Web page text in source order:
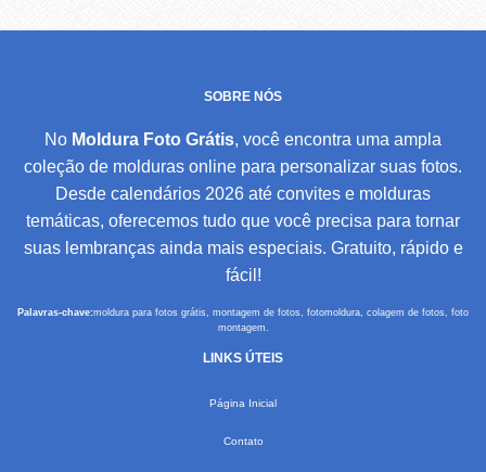
SOBRE NÓS
No Moldura Foto Grátis, você encontra uma ampla
coleção de molduras online para personalizar suas fotos.
Desde calendários 2026 até convites e molduras
temáticas, oferecemos tudo que você precisa para tornar
suas lembranças ainda mais especiais. Gratuito, rápido e
fácil!
Palavras-chave:moldura para fotos grátis, montagem de fotos, fotomoldura, colagem de fotos, foto
montagem.
LINKS ÚTEIS
Página Inicial
Contato